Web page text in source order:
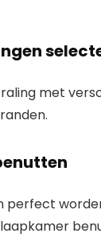
met
perfect